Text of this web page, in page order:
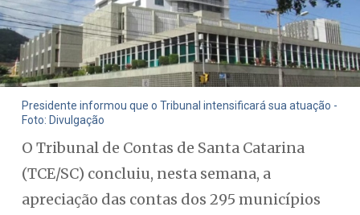
Presidente informou que o Tribunal intensificará sua atuação -
Foto: Divulgação
O Tribunal de Contas de Santa Catarina
(TCE/SC) concluiu, nesta semana, a
apreciação das contas dos 295 municípios